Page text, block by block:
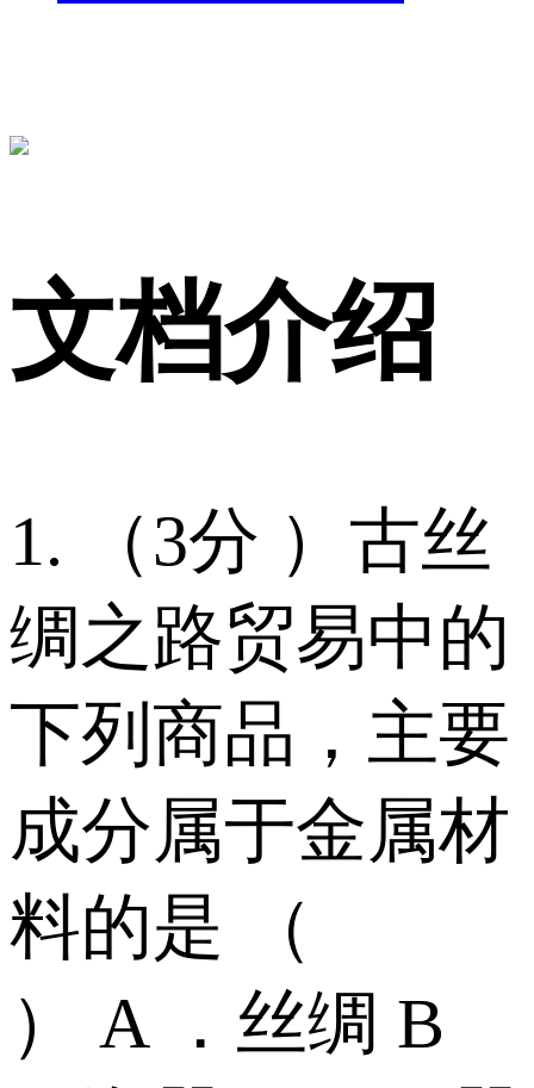
文档介绍
1. （3分 ）古丝
绸之路贸易中的
下列商品，主要
成分属于金属材
料的是 （
） A ．丝绸 B